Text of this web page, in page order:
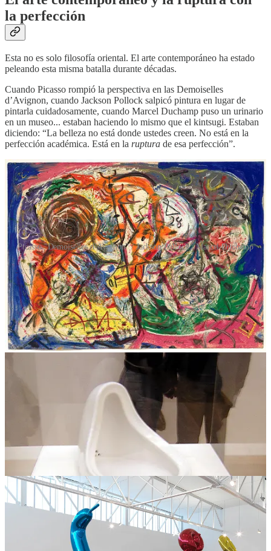
la perfección
Esta no es solo filosofía oriental. El arte contemporáneo ha estado
peleando esta misma batalla durante décadas.
Cuando Picasso rompió la perspectiva en las Demoiselles
d’Avignon, cuando Jackson Pollock salpicó pintura en lugar de
pintarla cuidadosamente, cuando Marcel Duchamp puso un urinario
en un museo... estaban haciendo lo mismo que el kintsugi. Estaban
diciendo: “La belleza no está donde ustedes creen. No está en la
perfección académica. Está en la ruptura de esa perfección”.
Picasso "Demoiselles d’Avignon" / Jackson Pollock / Marcel Duchamp
El arte moderno y contemporáneo es, en gran medida, un rechazo a
la perfección clásica. No porque desprecie lo bello, sino porque
busca una belleza más profunda, más honesta, máshumana, o al
menos así es en teoría.
Pero aquí está el problema que señala Han: mucho del arte
contemporáneo ha caído en la trampa opuesta.En lugar de buscar
una belleza más profunda, simplemente ha eliminado la belleza
del todo. Ha quedado atrapado en lo que Han llama el arte que
“ofrece una producción carente de todo sentido”, el arte que
solo busca el “wow” inmediato, el like instantáneo.
El artista Jeff Koons, con sus esculturas de superficies brillantes y
pulidas, ejemplifica esto perfectamente. Sus obras son
perfectamente
atractivas. Perfectamente llamativas. Perfectamente... vacías. No hay
aspereza. No hay resistencia. No hay misterio. Solo superficie.
Es la versión artística de la imagen generada por IA: técnicamente
impecable, visualmente perfecta, espiritualmente hueca.